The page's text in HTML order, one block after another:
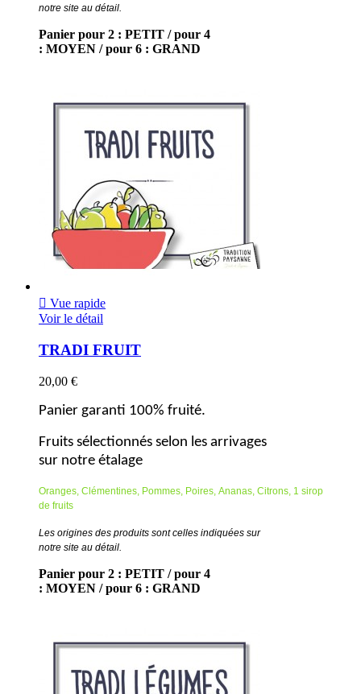
notre site au détail.
Panier pour 2 : PETIT / pour 4
: MOYEN / pour 6 : GRAND
 Vue rapide
Voir le détail
TRADI FRUIT
20,00 €
Panier garanti 100% fruité.
Fruits sélectionnés selon les arrivages
sur notre étalage
Oranges, Clémentines, Pommes, Poires, Ananas, Citrons, 1 sirop
de fruits
Les origines des produits sont celles indiquées sur
notre site au détail.
Panier pour 2 : PETIT / pour 4
: MOYEN / pour 6 : GRAND